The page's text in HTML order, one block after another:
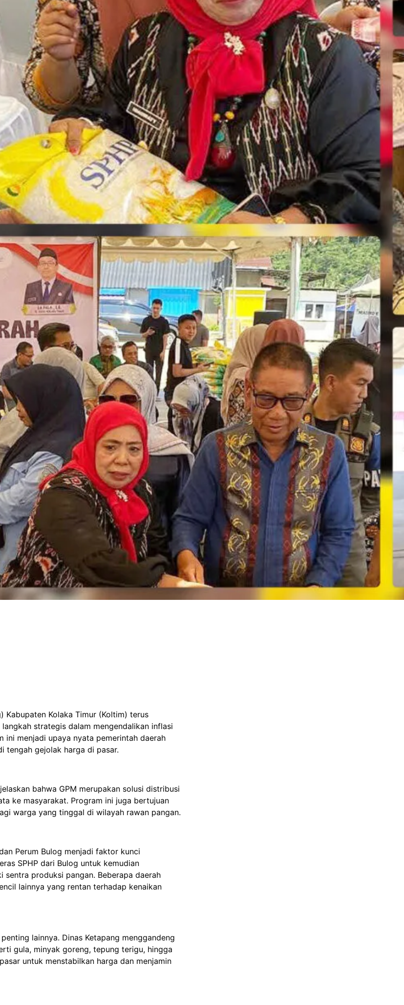
Kabupaten Kolaka Timur (Koltim) terus
strategis dalam mengendalikan inflasi
ini menjadi upaya nyata pemerintah daerah
tengah gejolak harga di pasar.
bahwa GPM merupakan solusi distribusi
ke masyarakat. Program ini juga bertujuan
warga yang tinggal di wilayah rawan pangan.
Perum Bulog menjadi faktor kunci
SPHP dari Bulog untuk kemudian
produksi pangan. Beberapa daerah
lainnya yang rentan terhadap kenaikan
lainnya. Dinas Ketapang menggandeng
gula, minyak goreng, tepung terigu, hingga
untuk menstabilkan harga dan menjamin